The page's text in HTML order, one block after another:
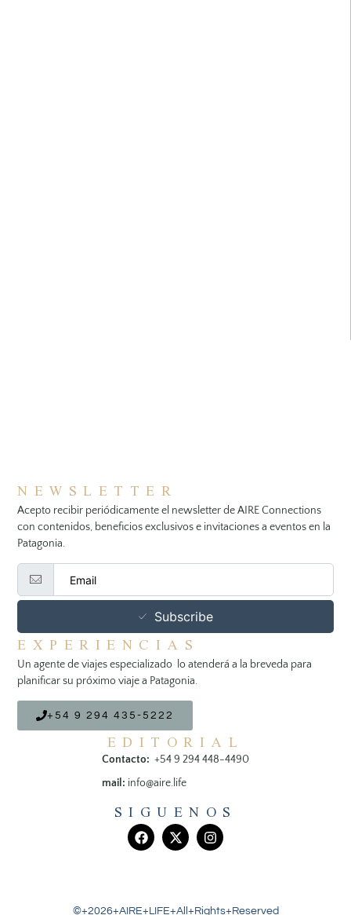
NEWSLETTER
Acepto recibir periódicamente el newsletter de AIRE Connections
con contenidos, beneficios exclusivos e invitaciones a eventos en la
Patagonia.
Subscribe
EXPERIENCIAS
Un agente de viajes especializado lo atenderá a la breveda para
planificar su próximo viaje a Patagonia.
+54 9 294 435-5222
EDITORIAL
Contacto: +54 9 294 448-4490
mail: info@aire.life
SIGUENOS
©+2026+AIRE+LIFE+All+Rights+Reserved